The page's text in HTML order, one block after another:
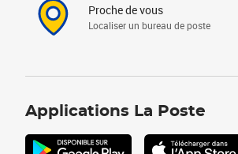
Proche de vous
Localiser un bureau de poste
Applications La Poste